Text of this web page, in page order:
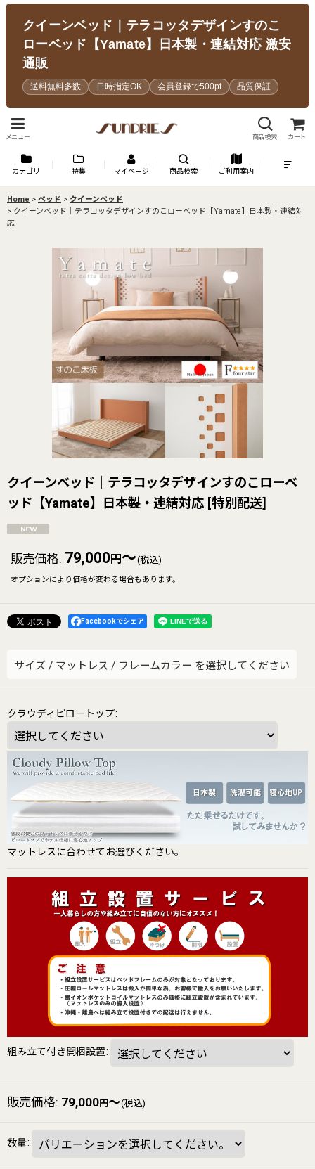
クイーンベッド｜テラコッタデザインすのこ
ローベッド【Yamate】日本製・連結対応 激安
通販
送料無料多数 日時指定OK 会員登録で500pt 品質保証
メニュー 商品検索 カート
カテゴリ 特集 マイページ 商品検索 ご利用案内
Home > ベッド > クイーンベッド
> クイーンベッド｜テラコッタデザインすのこローベッド【Yamate】日本製・連結対
応
クイーンベッド｜テラコッタデザインすのこローベ
ッド【Yamate】日本製・連結対応 [特別配送]
販売価格: 79,000 円 ～(税込)
オプションにより価格が変わる場合もあります。
Facebookでシェア
サイズ / マットレス / フレームカラー を選択してください
クラウディピロートップ:
マットレスに合わせてお選びください。
組み立て付き開梱設置:
販売価格: 79,000円～(税込)
数量: